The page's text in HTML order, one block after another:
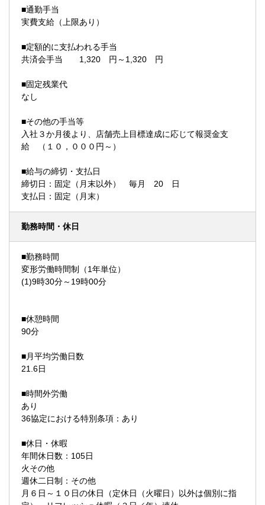
■通勤手当
実費支給（上限あり）
■定額的に支払われる手当
共済会手当 1,320 円～1,320 円
■固定残業代
なし
■その他の手当等
入社３か月後より、店舗売上目標達成に応じて報奨金支
給 （１０，０００円～）
■給与の締切・支払日
締切日：固定（月末以外） 毎月 20 日
支払日：固定（月末）
勤務時間・休日
■勤務時間
変形労働時間制（1年単位）
(1)9時30分～19時00分
■休憩時間
90分
■月平均労働日数
21.6日
■時間外労働
あり
36協定における特別条項：あり
■休日・休暇
年間休日数：105日
火その他
週休二日制：その他
月６日～１０日の休日（定休日（火曜日）以外は個別に指